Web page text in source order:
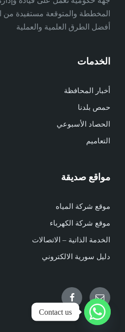
المخططة والمتوقعة مستفيدة
أفضل الطرق العلمية والعملية
الخدمات
أخبار المحافظة
حمص بلدنا
الحصاد الأسبوعي
التعاميم
مواقع صديقة
موقع شركة المياه
موقع شركة الكهرباء
الخدمة الذاتية – الاتصالات
دليل سورية الالكتروني
Email
Facebook
Contact us